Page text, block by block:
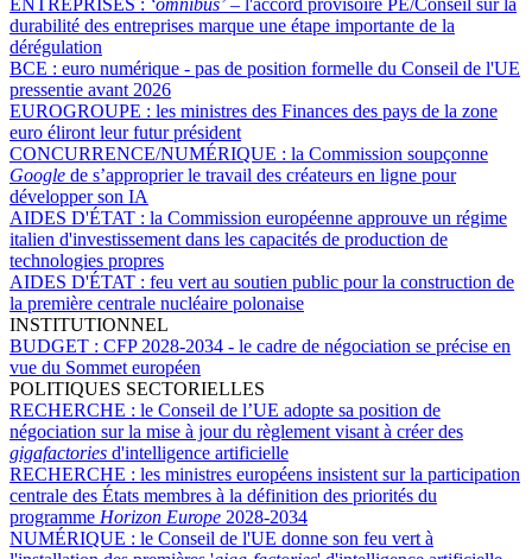
durabilité des entreprises marque une étape importante de la
dérégulation
BCE : euro numérique - pas de position formelle du Conseil de l'UE
pressentie avant 2026
EUROGROUPE : les ministres des Finances des pays de la zone
euro éliront leur futur président
CONCURRENCE/NUMÉRIQUE : la Commission soupçonne
Google de s’approprier le travail des créateurs en ligne pour
développer son IA
AIDES D'ÉTAT : la Commission européenne approuve un régime
italien d'investissement dans les capacités de production de
technologies propres
AIDES D'ÉTAT : feu vert au soutien public pour la construction de
la première centrale nucléaire polonaise
INSTITUTIONNEL
BUDGET : CFP 2028-2034 - le cadre de négociation se précise en
vue du Sommet européen
POLITIQUES SECTORIELLES
RECHERCHE : le Conseil de l’UE adopte sa position de
négociation sur la mise à jour du règlement visant à créer des
gigafactories d'intelligence artificielle
RECHERCHE : les ministres européens insistent sur la participation
centrale des États membres à la définition des priorités du
programme Horizon Europe 2028-2034
NUMÉRIQUE : le Conseil de l'UE donne son feu vert à